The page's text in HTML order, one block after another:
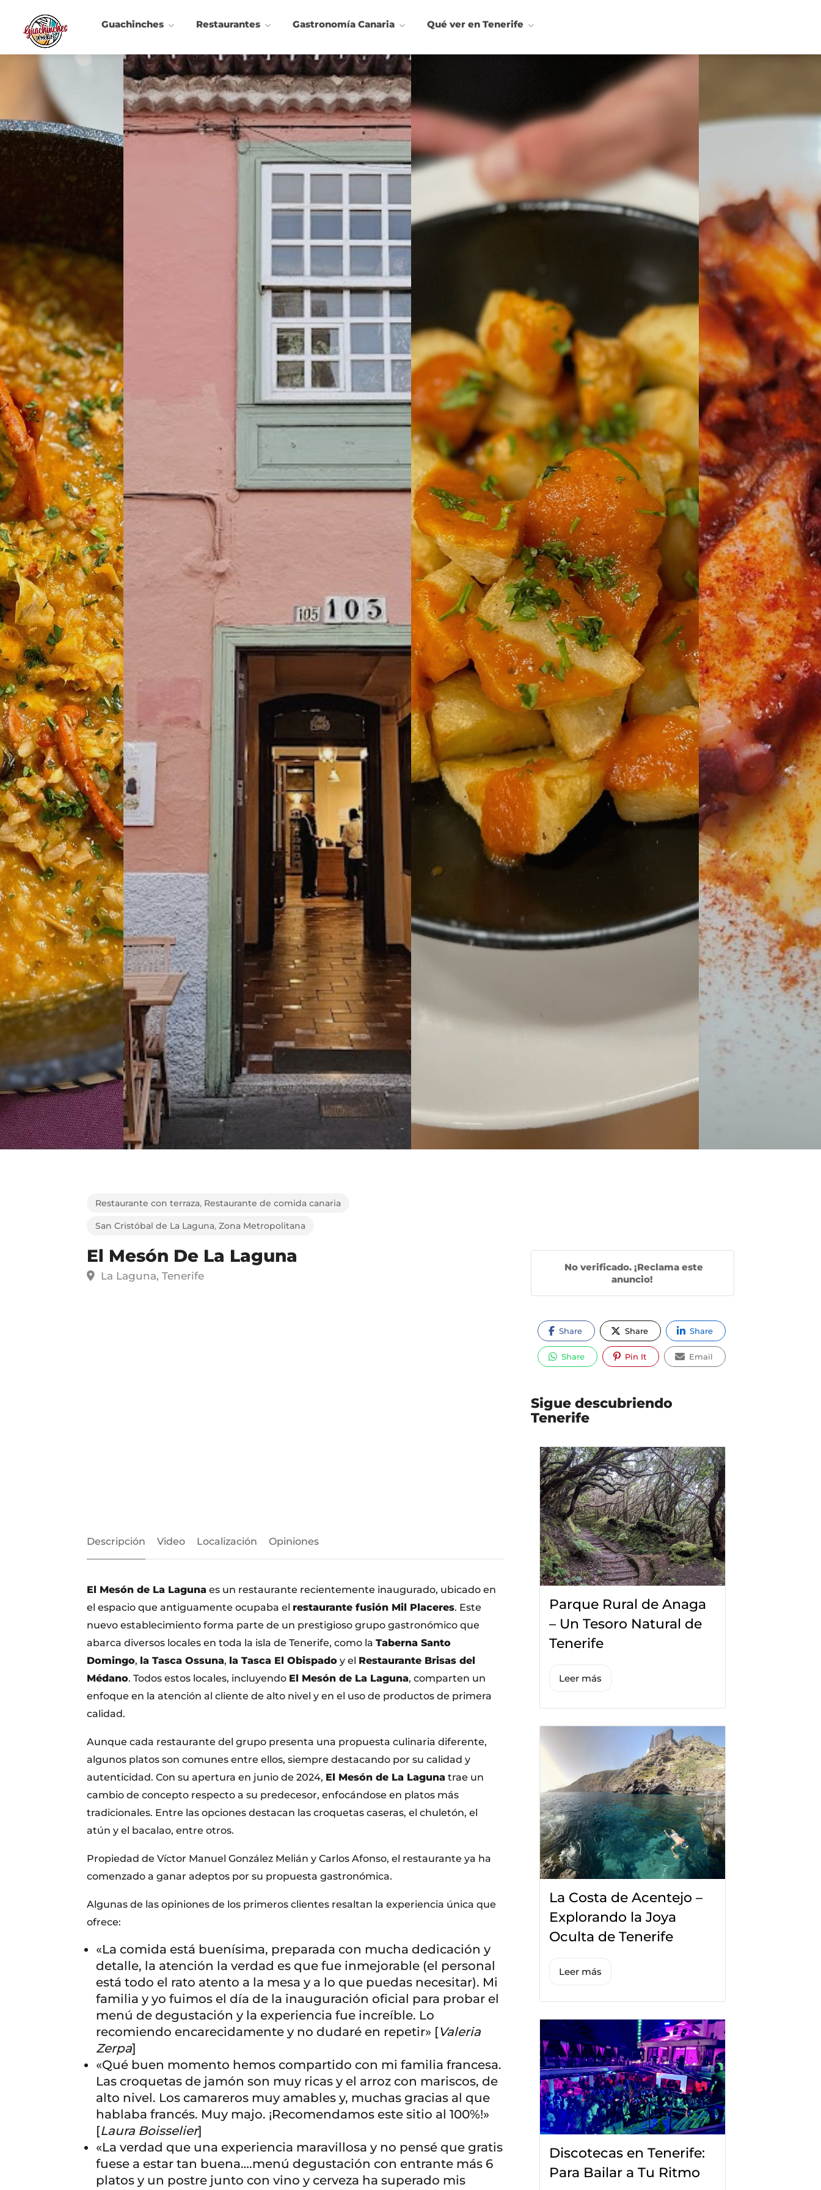
Guachinches Restaurantes Gastronomía Canaria Qué ver en Tenerife
Restaurante con terraza, Restaurante de comida canaria
San Cristóbal de La Laguna, Zona Metropolitana
El Mesón De La Laguna
La Laguna, Tenerife
Descripción Video Localización Opiniones
El Mesón de La Laguna es un restaurante recientemente inaugurado, ubicado en
el espacio que antiguamente ocupaba el restaurante fusión Mil Placeres. Este
nuevo establecimiento forma parte de un prestigioso grupo gastronómico que
abarca diversos locales en toda la isla de Tenerife, como la Taberna Santo
Domingo, la Tasca Ossuna, la Tasca El Obispado y el Restaurante Brisas del
Médano. Todos estos locales, incluyendo El Mesón de La Laguna, comparten un
enfoque en la atención al cliente de alto nivel y en el uso de productos de primera
calidad.
Aunque cada restaurante del grupo presenta una propuesta culinaria diferente,
algunos platos son comunes entre ellos, siempre destacando por su calidad y
autenticidad. Con su apertura en junio de 2024, El Mesón de La Laguna trae un
cambio de concepto respecto a su predecesor, enfocándose en platos más
tradicionales. Entre las opciones destacan las croquetas caseras, el chuletón, el
atún y el bacalao, entre otros.
Propiedad de Víctor Manuel González Melián y Carlos Afonso, el restaurante ya ha
comenzado a ganar adeptos por su propuesta gastronómica.
Algunas de las opiniones de los primeros clientes resaltan la experiencia única que
ofrece:
«La comida está buenísima, preparada con mucha dedicación y
detalle, la atención la verdad es que fue inmejorable (el personal
está todo el rato atento a la mesa y a lo que puedas necesitar). Mi
familia y yo fuimos el día de la inauguración oficial para probar el
menú de degustación y la experiencia fue increíble. Lo
recomiendo encarecidamente y no dudaré en repetir» [Valeria
Zerpa]
«Qué buen momento hemos compartido con mi familia francesa.
Las croquetas de jamón son muy ricas y el arroz con mariscos, de
alto nivel. Los camareros muy amables y, muchas gracias al que
hablaba francés. Muy majo. ¡Recomendamos este sitio al 100%!»
[Laura Boisselier]
«La verdad que una experiencia maravillosa y no pensé que gratis
fuese a estar tan buena….menú degustación con entrante más 6
platos y un postre junto con vino y cerveza ha superado mis
No verificado. ¡Reclama este
anuncio!
Share Share Share
Share Pin It Email
Sigue descubriendo
Tenerife
Parque Rural de Anaga
– Un Tesoro Natural de
Tenerife
Leer más
La Costa de Acentejo –
Explorando la Joya
Oculta de Tenerife
Leer más
Discotecas en Tenerife:
Para Bailar a Tu Ritmo